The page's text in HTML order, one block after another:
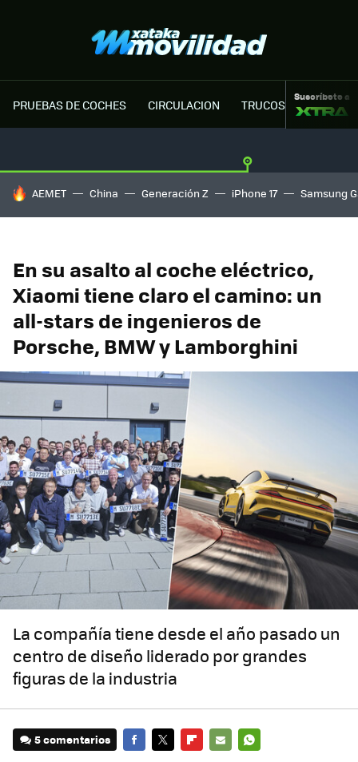
PRUEBAS DE COCHES CIRCULACION TRUCOS MOTOR
Suscríbete a
HOY SE HABLA DE
AEMET China Generación Z iPhone 17 Samsung
En su asalto al coche eléctrico,
Xiaomi tiene claro el camino: un
all-stars de ingenieros de
Porsche, BMW y Lamborghini
La compañía tiene desde el año pasado un
centro de diseño liderado por grandes
figuras de la industria
5 comentarios